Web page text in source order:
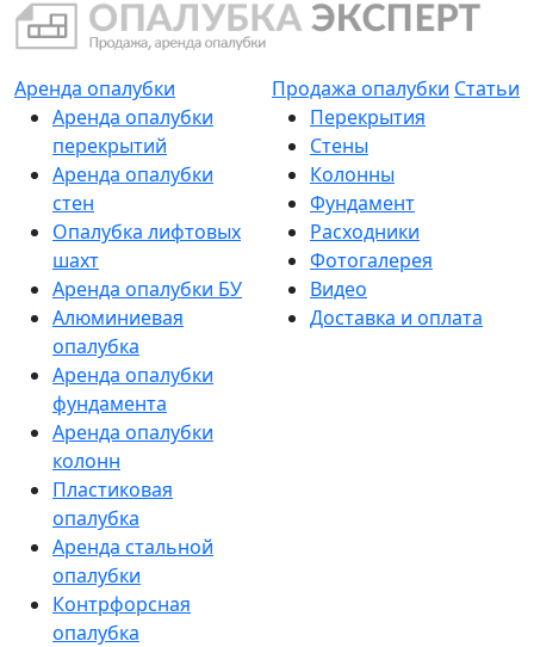
Аренда опалубки
Аренда опалубки
перекрытий
Аренда опалубки
стен
Опалубка лифтовых
шахт
Аренда опалубки БУ
Алюминиевая
опалубка
Аренда опалубки
фундамента
Аренда опалубки
колонн
Пластиковая
опалубка
Аренда стальной
опалубки
Контрфорсная
опалубка
Продажа опалубки Статьи
Перекрытия
Стены
Колонны
Фундамент
Расходники
Фотогалерея
Видео
Доставка и оплата